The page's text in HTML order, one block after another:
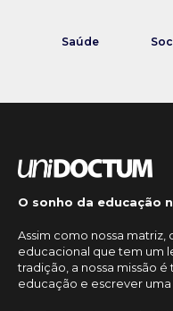
Saúde
O sonho da educação
Assim como nossa
educacional que tem um
tradição, a nossa missão
educação e escrever uma